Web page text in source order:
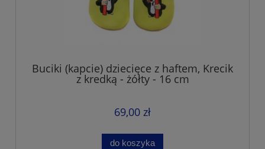
Buciki (kapcie) dziecięce z haftem, Krecik
z kredką - żółty - 16 cm
69,00 zł
do koszyka